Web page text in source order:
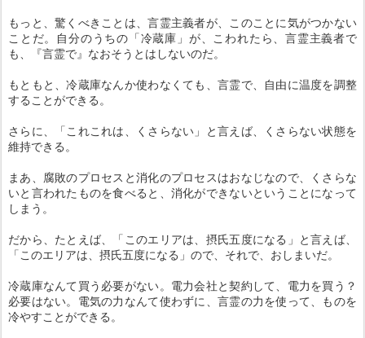
もっと、驚くべきことは、言霊主義者が、このことに気がつかない
ことだ。自分のうちの「冷蔵庫」が、こわれたら、言霊主義者で
も、『言霊で』なおそうとはしないのだ。
もともと、冷蔵庫なんか使わなくても、言霊で、自由に温度を調整
することができる。
さらに、「これこれは、くさらない」と言えば、くさらない状態を
維持できる。
まあ、腐敗のプロセスと消化のプロセスはおなじなので、くさらな
いと言われたものを食べると、消化ができないということになって
しまう。
だから、たとえば、「このエリアは、摂氏五度になる」と言えば、
「このエリアは、摂氏五度になる」ので、それで、おしまいだ。
冷蔵庫なんて買う必要がない。電力会社と契約して、電力を買う？
必要はない。電気の力なんて使わずに、言霊の力を使って、ものを
冷やすことができる。